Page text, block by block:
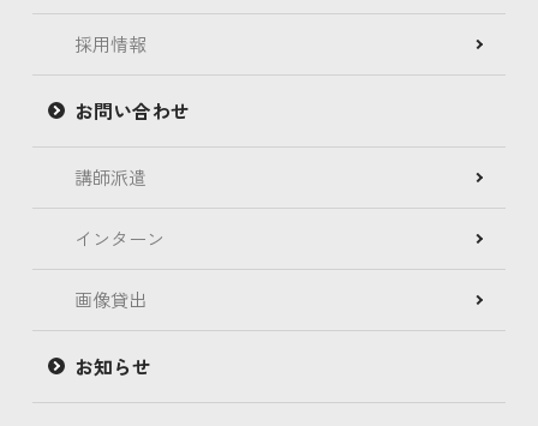
採用情報
お問い合わせ
講師派遣
インターン
画像貸出
お知らせ